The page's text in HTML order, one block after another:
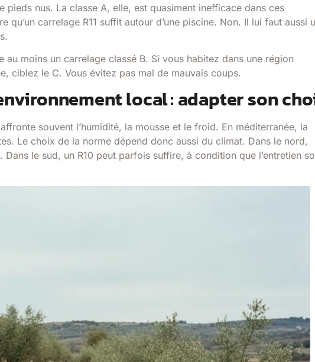
pieds nus. La classe A, elle, est quasiment inefficace dans ces
qu’un carrelage R11 suffit autour d’une piscine. Non. Il lui faut aussi
moins un carrelage classé B. Si vous habitez dans une région
ciblez le C. Vous évitez pas mal de mauvais coups.
local : adapter son
souvent l’humidité, la mousse et le froid. En méditerranée, la
Le choix de la norme dépend donc aussi du climat. Dans le nord,
le sud, un R10 peut parfois suffire, à condition que l’entretien